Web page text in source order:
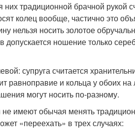
традиционной брачной рукой
колец вообще, частично это
нельзя носить золотое
ношение только
супруга считается
равноправие и кольца у обоих на
могут носить по-разному.
не имеют обычая менять
«переехать» в трех случаях: